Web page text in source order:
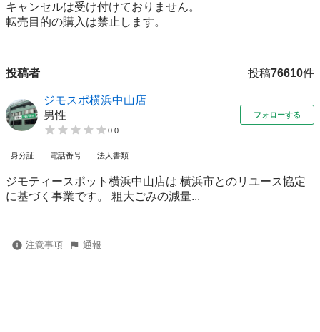
キャンセルは受け付けておりません。
転売⽬的の購⼊は禁⽌します。
投稿者 投稿76610件
ジモスポ横浜中山店
男性
0.0
フォローする
身分証 電話番号 法人書類
ジモティースポット横浜中山店は 横浜市とのリユース協定
に基づく事業です。 粗⼤ごみの減量...
注意事項 通報